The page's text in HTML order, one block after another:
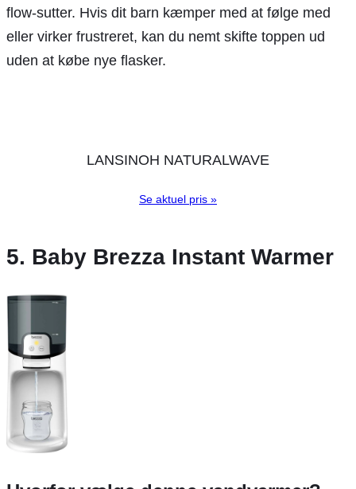
flow-sutter. Hvis dit barn kæmper med at følge med
eller virker frustreret, kan du nemt skifte toppen ud
uden at købe nye flasker.
LANSINOH NATURALWAVE
Se aktuel pris »
5. Baby Brezza Instant Warmer